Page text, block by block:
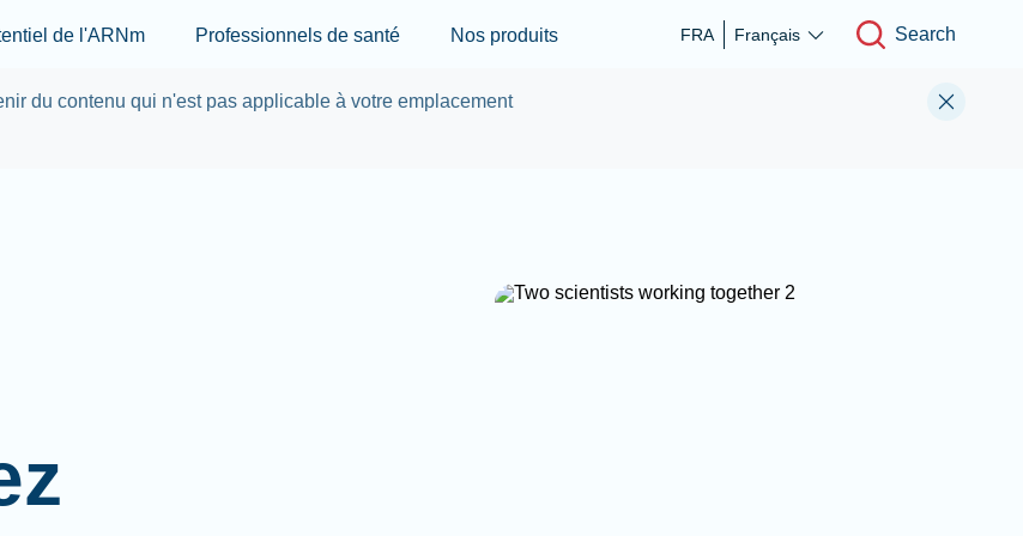
Skip to main content
de l'ARNm Professionnels de santé Nos produits FRA Français Search
du contenu qui n'est pas applicable à votre emplacement